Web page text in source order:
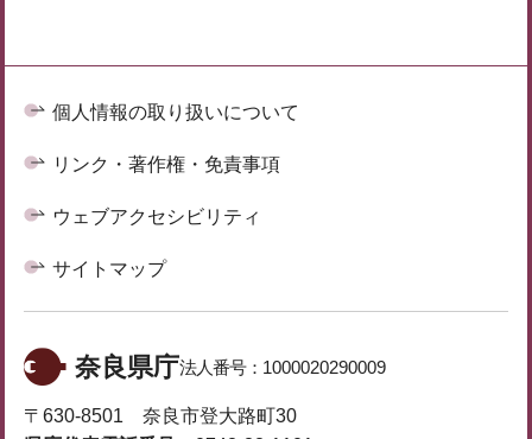
個人情報の取り扱いについて
リンク・著作権・免責事項
ウェブアクセシビリティ
サイトマップ
奈良県庁法人番号： 1000020290009
〒630-8501 奈良市登大路町30